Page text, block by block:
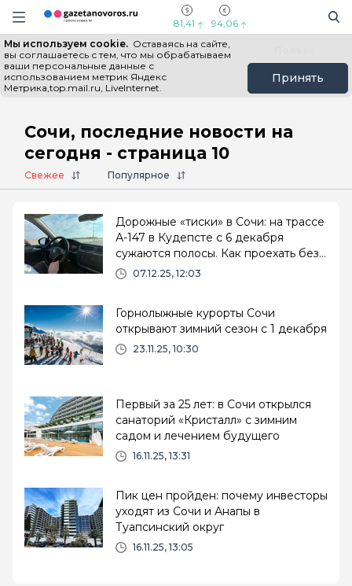
Информационный портал "ГазетаНоворос.ру"
Навигация сайта
81,41 94,06
Мы используем cookie. Оставаясь на сайте,
вы соглашаетесь с тем, что мы обрабатываем
ваши персональные данные с
использованием метрик Яндекс
Метрика,top.mail.ru, LiveInternet.
Принять
Все новости Новости России
Главная # Сочи
Сочи, последние новости на
сегодня - страница 10
Свежее Популярное
Дорожные «тиски» в Сочи: на трассе
А-147 в Кудепсте с 6 декабря
сужаются полосы. Как проехать без
проблем
07.12.25, 12:03
Горнолыжные курорты Сочи
открывают зимний сезон с 1 декабря
23.11.25, 10:30
Первый за 25 лет: в Сочи открылся
санаторий «Кристалл» с зимним
садом и лечением будущего
16.11.25, 13:31
Пик цен пройден: почему инвесторы
уходят из Сочи и Анапы в
Туапсинский округ
16.11.25, 13:05